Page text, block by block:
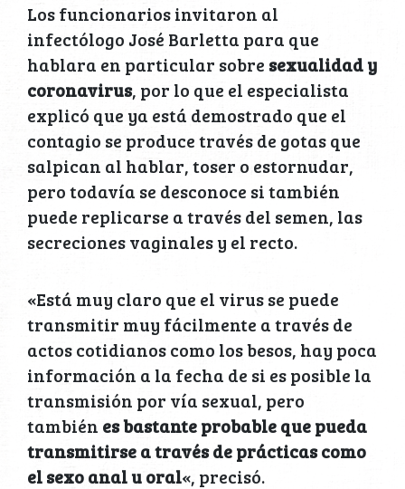
Los funcionarios invitaron al
infectólogo José Barletta para que
hablara en particular sobre sexualidad y
coronavirus, por lo que el especialista
explicó que ya está demostrado que el
contagio se produce través de gotas que
salpican al hablar, toser o estornudar,
pero todavía se desconoce si también
puede replicarse a través del semen, las
secreciones vaginales y el recto.
«Está muy claro que el virus se puede
transmitir muy fácilmente a través de
actos cotidianos como los besos, hay poca
información a la fecha de si es posible la
transmisión por vía sexual, pero
también es bastante probable que pueda
transmitirse a través de prácticas como
el sexo anal u oral«, precisó.